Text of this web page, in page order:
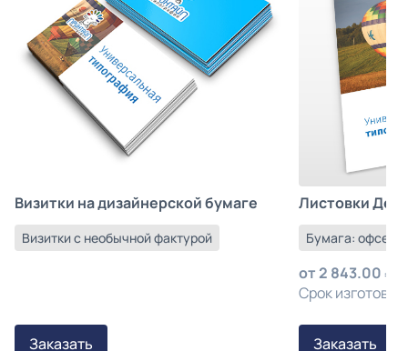
Визитки на дизайнерской бумаге
Визитки с необычной фактурой
Заказать
Листовки
Бумага:
от2 843.00
Срок
Заказать